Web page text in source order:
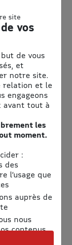
depuis
confort
conforts
travers de nos
de 21
des nuits plus
2019 /
personnes
site
vos
de vous
et
notre site.
relation et le
engageons
avant tout à
les
moment.
:
des
l’usage que
auprès de
nous
contenus